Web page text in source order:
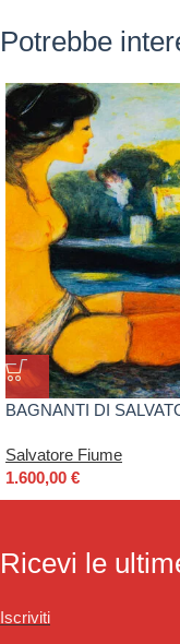
Potrebbe
BAGNANTI DI
Salvatore Fiume
1.600,00 €
Ricevi le
Iscriviti